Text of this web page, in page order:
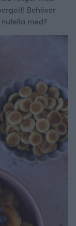
Behöver
med?